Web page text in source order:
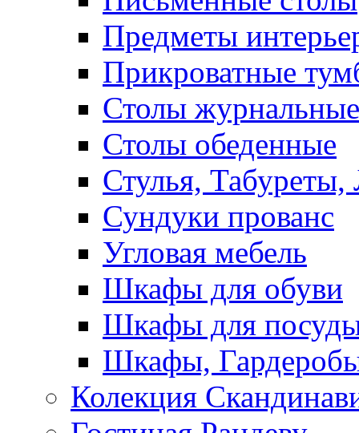
Предметы
Прикроватные
Столы журнальные
Столы обеденные
Стулья, Табуреты,
Сундуки прованс
Угловая мебель
Шкафы для обуви
Шкафы для
Шкафы,
Колекция